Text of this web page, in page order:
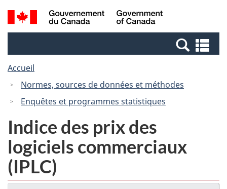
Passer
au
Passer
à
Canada
Recherche
et
et
Accueil
Normes, sources de données et méthodes
Enquêtes et programmes statistiques
Indice des prix des
logiciels commerciaux
(IPLC)